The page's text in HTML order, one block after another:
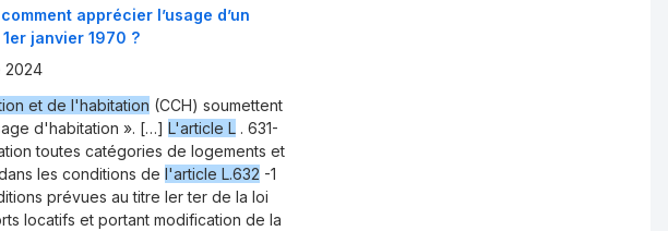
apprécier l’usage d’un
janvier 1970 ?
2024
et de l'habitation (CCH) soumettent
d'habitation ». […] L'article L . 631-
toutes catégories de logements et
les conditions de l'article L.632 -1
prévues au titre Ier ter de la loi
locatifs et portant modification de la